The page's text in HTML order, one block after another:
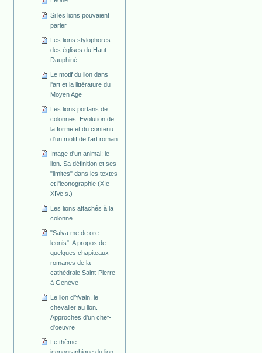
Si les lions pouvaient
parler
Les lions stylophores
des églises du Haut-
Dauphiné
Le motif du lion dans
l'art et la littérature du
Moyen Age
Les lions portans de
colonnes. Evolution de
la forme et du contenu
d'un motif de l'art roman
Image d'un animal: le
lion. Sa définition et ses
"limites" dans les textes
et l'iconographie (XIe-
XIVe s.)
Les lions attachés à la
colonne
"Salva me de ore
leonis". A propos de
quelques chapiteaux
romanes de la
cathédrale Saint-Pierre
à Genève
Le lion d'Yvain, le
chevalier au lion.
Approches d'un chef-
d'oeuvre
Le thème
iconographique du lion